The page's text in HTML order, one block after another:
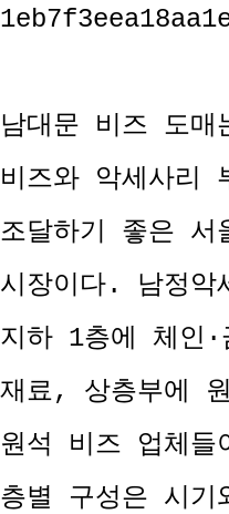
남대문 비즈 도매
비즈와 악세사리
조달하기 좋은 서
시장이다. 남정악
지하 1층에 체인·
재료, 상층부에
원석 비즈 업체들
층별 구성은 시